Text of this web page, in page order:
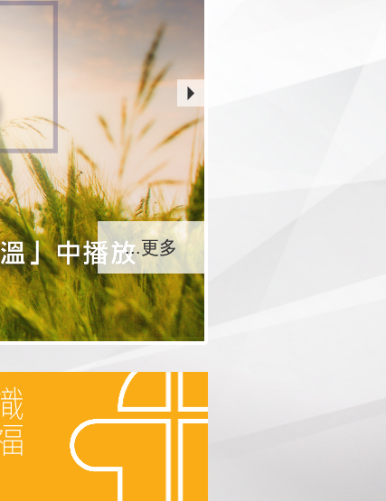
...更多
...更多